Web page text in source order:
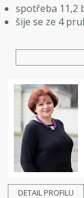
spotřeba 11,2
šije se ze 4
DETAIL PROFILU